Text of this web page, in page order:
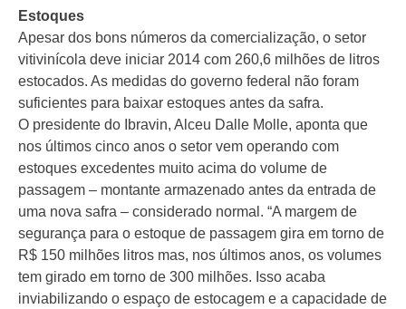
Estoques
Apesar dos bons números da comercialização, o setor
vitivinícola deve iniciar 2014 com 260,6 milhões de litros
estocados. As medidas do governo federal não foram
suficientes para baixar estoques antes da safra.
O presidente do Ibravin, Alceu Dalle Molle, aponta que
nos últimos cinco anos o setor vem operando com
estoques excedentes muito acima do volume de
passagem – montante armazenado antes da entrada de
uma nova safra – considerado normal. “A margem de
segurança para o estoque de passagem gira em torno de
R$ 150 milhões litros mas, nos últimos anos, os volumes
tem girado em torno de 300 milhões. Isso acaba
inviabilizando o espaço de estocagem e a capacidade de